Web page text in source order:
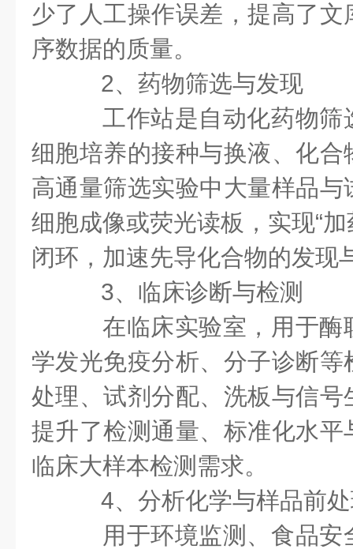
少了人工操作误差，提高了
序数据的质量。
2、药物筛选与发现
工作站是自动化药物筛
细胞培养的接种与换液、化
高通量筛选实验中大量样品
细胞成像或荧光读板，实现“
闭环，加速先导化合物的发现
3、临床诊断与检测
在临床实验室，用于酶
学发光免疫分析、分子诊断
处理、试剂分配、洗板与信
提升了检测通量、标准化水
临床大样本检测需求。
4、分析化学与样品前
用于环境监测、食品安